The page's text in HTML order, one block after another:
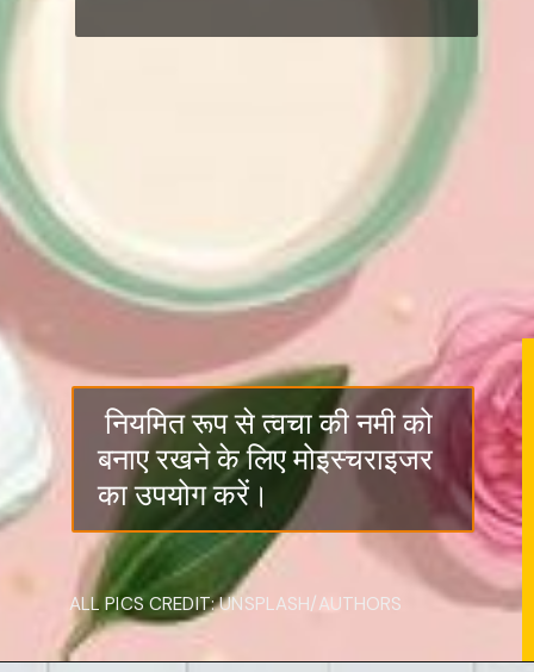
नियमित रूप से त्वचा की नमी को
बनाए रखने के लिए मोइस्चराइजर
का उपयोग करें।
ALL PICS CREDIT: UNSPLASH/AUTHORS